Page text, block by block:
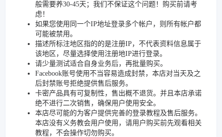
般需要养30-45天；我们不保证这个问题！购买前请考
虑！
如果您使用同一个IP地址登录多个帐户，则所有帐户都
可能被禁用。
描述所标注地区指的的是注册IP，不代表资料信息属于
该地区，尽量选择使用注册地IP进行登录。
请少量测试适合自身业务后，再批量购买。
Facebook账号使用不当容易造成封禁，本店对当天及之
后封禁账号拒绝提供售后服务。
卡密产品具有可复制性，售出概不退货。并且本店承诺
绝不进行二次销售，确保用户使用安全。
本店尽可能的为客户提供完善的登录教程及售后服务。
本店没有义务教会用户使用，请用户购买前先观看相关
教程，不会操作切勿购买。